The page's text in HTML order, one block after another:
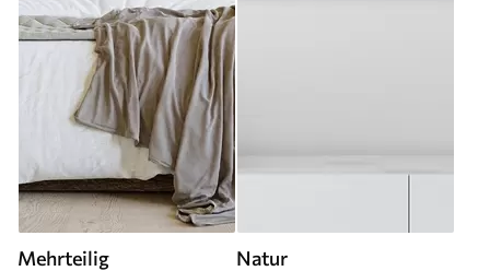
Mehrteilig Natur